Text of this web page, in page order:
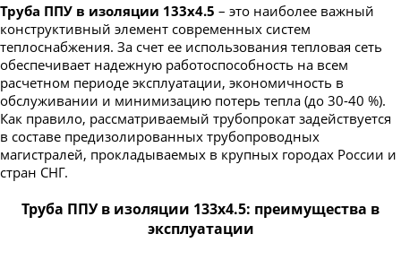
Труба ППУ в изоляции 133х4.5 – это наиболее важный
конструктивный элемент современных систем
теплоснабжения. За счет ее использования тепловая сеть
обеспечивает надежную работоспособность на всем
расчетном периоде эксплуатации, экономичность в
обслуживании и минимизацию потерь тепла (до 30-40 %).
Как правило, рассматриваемый трубопрокат задействуется
в составе предизолированных трубопроводных
магистралей, прокладываемых в крупных городах России и
стран СНГ.
Труба ППУ в изоляции 133х4.5: преимущества в
эксплуатации